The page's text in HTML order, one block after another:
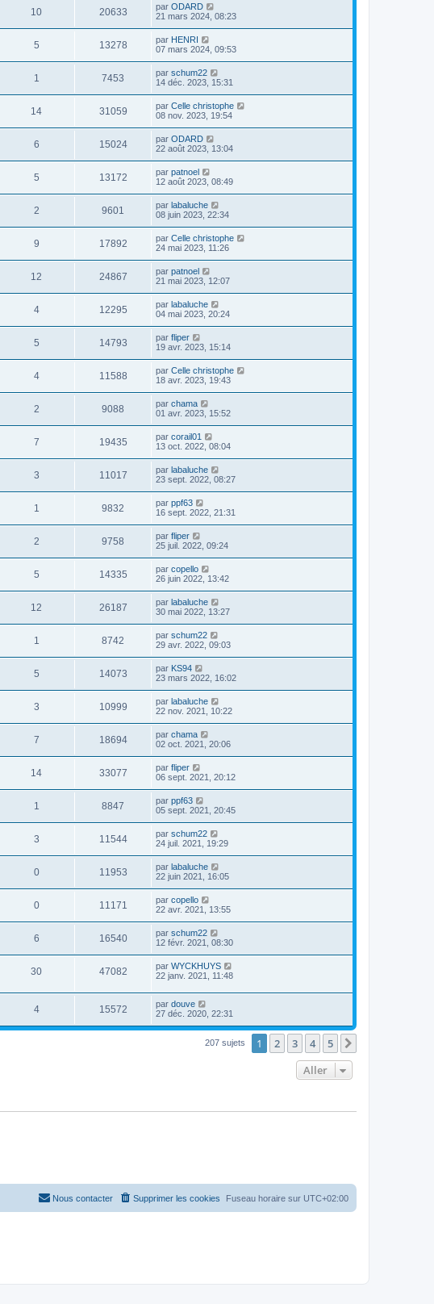
10 20633 par ODARD
21 mars 2024, 08:23
5 13278 par HENRI
07 mars 2024, 09:53
1 7453 par schum22
14 déc. 2023, 15:31
14 31059 par Celle christophe
08 nov. 2023, 19:54
6 15024 par ODARD
22 août 2023, 13:04
5 13172 par patnoel
12 août 2023, 08:49
2 9601 par labaluche
08 juin 2023, 22:34
9 17892 par Celle christophe
24 mai 2023, 11:26
12 24867 par patnoel
21 mai 2023, 12:07
4 12295 par labaluche
04 mai 2023, 20:24
5 14793 par fliper
19 avr. 2023, 15:14
4 11588 par Celle christophe
18 avr. 2023, 19:43
2 9088 par chama
01 avr. 2023, 15:52
7 19435 par corail01
13 oct. 2022, 08:04
3 11017 par labaluche
23 sept. 2022, 08:27
1 9832 par ppf63
16 sept. 2022, 21:31
2 9758 par fliper
25 juil. 2022, 09:24
5 14335 par copello
26 juin 2022, 13:42
12 26187 par labaluche
30 mai 2022, 13:27
1 8742 par schum22
29 avr. 2022, 09:03
5 14073 par KS94
23 mars 2022, 16:02
3 10999 par labaluche
22 nov. 2021, 10:22
7 18694 par chama
02 oct. 2021, 20:06
14 33077 par fliper
06 sept. 2021, 20:12
1 8847 par ppf63
05 sept. 2021, 20:45
3 11544 par schum22
24 juil. 2021, 19:29
0 11953 par labaluche
22 juin 2021, 16:05
0 11171 par copello
22 avr. 2021, 13:55
6 16540 par schum22
12 févr. 2021, 08:30
30 47082 par WYCKHUYS
22 janv. 2021, 11:48
4 15572 par douve
27 déc. 2020, 22:31
207 sujets 1 2 3 4 5
Aller
Fuseau horaire sur UTC+02:00
Supprimer les cookies
Nous contacter